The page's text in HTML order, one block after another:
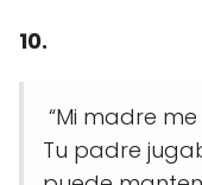
10.
“Mi madre
Tu padre